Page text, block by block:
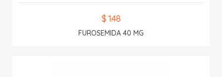
$ 1.48
FUROSEMIDA 40 MG